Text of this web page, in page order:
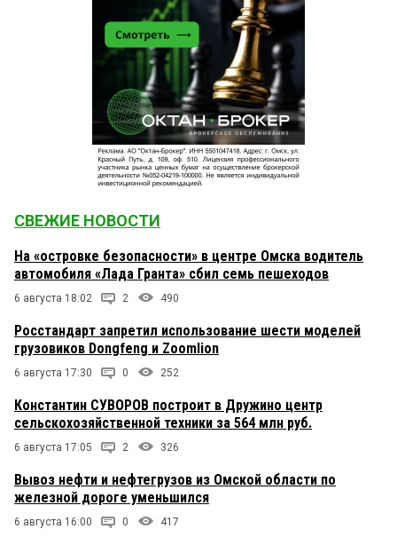
СВЕЖИЕ НОВОСТИ
На «островке безопасности» в центре Омска водитель
автомобиля «Лада Гранта» сбил семь пешеходов
6 августа 18:02 2 490
Росстандарт запретил использование шести моделей
грузовиков Dongfeng и Zoomlion
6 августа 17:30 0 252
Константин СУВОРОВ построит в Дружино центр
сельскохозяйственной техники за 564 млн руб.
6 августа 17:05 2 326
Вывоз нефти и нефтегрузов из Омской области по
железной дороге уменьшился
6 августа 16:00 0 417